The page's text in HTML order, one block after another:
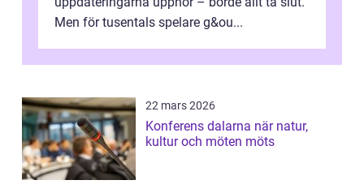
Men för tusentals spelare g&ou...
22 mars 2026
Konferens dalarna när natur,
kultur och möten möts